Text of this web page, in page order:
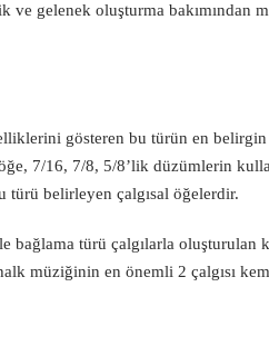
ve gelenek oluşturma bakımından
gösteren bu türün en
7/16, 7/8, 5/8’lik düzümlerin
türü belirleyen çalgısal öğelerdir.
bağlama türü çalgılarla oluşturulan
müziğinin en önemli 2 çalgısı